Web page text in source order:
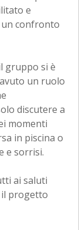
e
un confronto
gruppo si è
un ruolo
discutere a
momenti
in piscina o
e sorrisi.
ai saluti
progetto